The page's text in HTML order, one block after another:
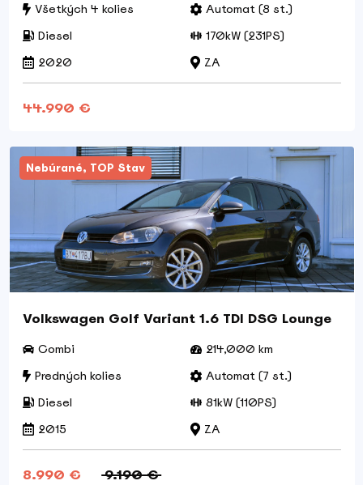
Všetkých 4 kolies
Automat (8 st.)
Diesel
170kW (231PS)
2020
ZA
44.990 €
Nebúrané, TOP Stav
Volkswagen Golf Variant 1.6 TDI DSG Lounge
Combi
214,000 km
Predných kolies
Automat (7 st.)
Diesel
81kW (110PS)
2015
ZA
8.990 € 9.190 €